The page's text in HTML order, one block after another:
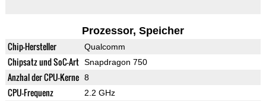
Prozessor, Speicher
Chip-Hersteller Qualcomm
Chipsatz und SoC-Art Snapdragon 750
Anzhal der CPU-Kerne 8
CPU-Frequenz 2.2 GHz